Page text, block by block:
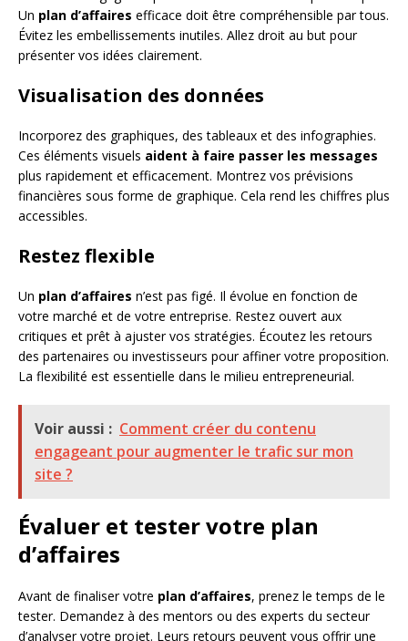
Un plan d’affaires efficace doit être compréhensible par tous.
Évitez les embellissements inutiles. Allez droit au but pour
présenter vos idées clairement.
Visualisation des données
Incorporez des graphiques, des tableaux et des infographies.
Ces éléments visuels aident à faire passer les messages
plus rapidement et efficacement. Montrez vos prévisions
financières sous forme de graphique. Cela rend les chiffres plus
accessibles.
Restez flexible
Un plan d’affaires n’est pas figé. Il évolue en fonction de
votre marché et de votre entreprise. Restez ouvert aux
critiques et prêt à ajuster vos stratégies. Écoutez les retours
des partenaires ou investisseurs pour affiner votre proposition.
La flexibilité est essentielle dans le milieu entrepreneurial.
Voir aussi : Comment créer du contenu
engageant pour augmenter le trafic sur mon
site ?
Évaluer et tester votre plan
d’affaires
Avant de finaliser votre plan d’affaires, prenez le temps de le
tester. Demandez à des mentors ou des experts du secteur
d’analyser votre projet. Leurs retours peuvent vous offrir une